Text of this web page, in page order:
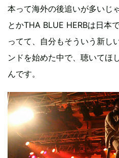
本って海外の後追いが多い
とかTHA BLUE HERBは日本
ってて、自分もそういう新し
ンドを始めた中で、聴いてほ
んです。